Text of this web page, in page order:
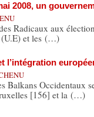
2008, un
Radicaux aux
(U.E) et les (…)
l’intégration
Balkans Occidentaux
[156] et la (…)